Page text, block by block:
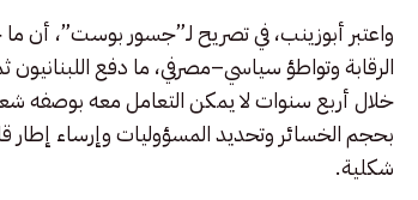
واعتبر أبوزينب، في تصريح لـ”جسور بوست”، أن
الرقابة وتواطؤ سياسي–مصرفي، ما دفع
خلال أربع سنوات لا يمكن التعامل معه بوصفه
بحجم الخسائر وتحديد المسؤوليات وإرساء إطار
شكلية.